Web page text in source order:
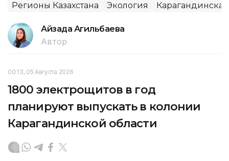
Регионы Казахстана Экология Карагандинская
Айзада Агильбаева
Автор
00:13, 05 Августа 2026
1800 электрощитов в год
планируют выпускать в колонии
Карагандинской области